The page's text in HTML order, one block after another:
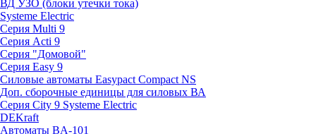
ВД УЗО (блоки утечки тока)
Systeme Electric
Серия Multi 9
Серия Acti 9
Серия "Домовой"
Серия Easy 9
Силовые автоматы Easypact Compact NS
Доп. сборочные единицы для силовых ВА
Серия City 9 Systeme Electric
DEKraft
Автоматы BA-101